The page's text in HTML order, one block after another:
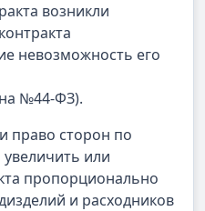
возникли
невозможность его
№44-ФЗ).
право сторон по
или
пропорционально
и расходников